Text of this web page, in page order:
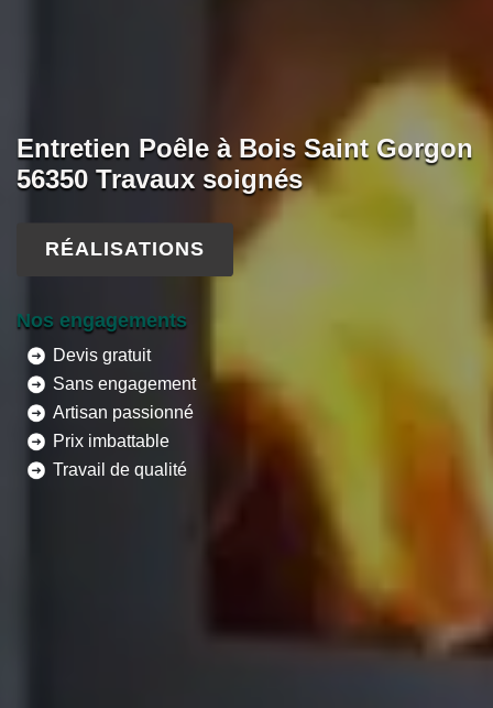
Entretien Poêle à Bois Saint Gorgon
56350 Travaux soignés
RÉALISATIONS
Nos engagements
Devis gratuit
Sans engagement
Artisan passionné
Prix imbattable
Travail de qualité